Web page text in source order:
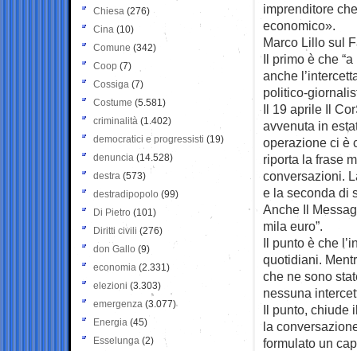
imprenditore
economico».
Marco Lillo sul
Il primo è che
anche
politico-
Il 19 aprile Il
avvenuta in
operazione ci è
riporta la frase
conversazioni.
e la seconda di
Anche Il
mila euro”.
Il punto è che
quotidiani.
che ne sono
nessuna
Il punto, chiude
la
formulato un
Chiesa (276)
Cina (10)
Comune (342)
Coop (7)
Cossiga (7)
Costume (5.581)
criminalità (1.402)
democratici e progressisti (19)
denuncia (14.528)
destra (573)
destradipopolo (99)
Di Pietro (101)
Diritti civili (276)
don Gallo (9)
economia (2.331)
elezioni (3.303)
emergenza (3.077)
Energia (45)
Esselunga (2)